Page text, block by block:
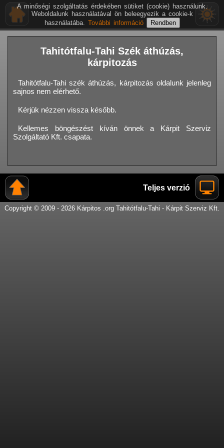
Tahitótfalu-Tahi Szék áthúzás,
kárpitozás
Tahitótfalu-Tahi szék áthúzás, kárpitozás oldalunk jelenleg
sajnos nem elérhető.
Kérjük nézzen vissza később.
Kellemes böngészést kíván önnek a Kárpit Szerviz
Szolgáltató Kft. csapata.
Teljes verzió
Copyright © 2009 - 2026 Kárpitos .org Tahitótfalu-Tahi - Kárpit Szerviz Kft.
A minőségi szolgáltatás érdekében sütiket (cookie) használunk.
Weboldalunk használatával ön beleegyezik a cookie-k
használatába. További információ